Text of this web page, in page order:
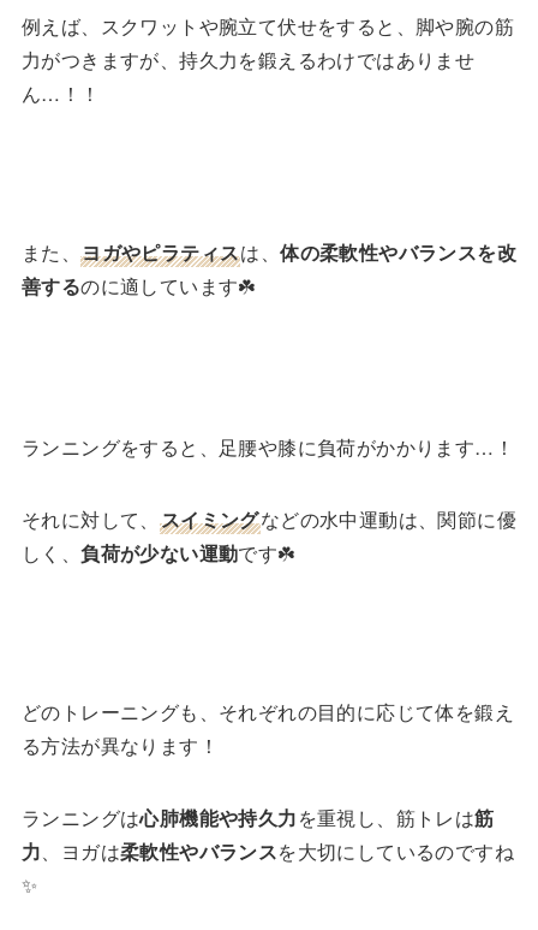
例えば、スクワットや腕立て伏せをすると、脚や腕の筋
力がつきますが、持久力を鍛えるわけではありませ
ん…！！
また、ヨガやピラティスは、体の柔軟性やバランスを改
善するのに適しています☘️
ランニングをすると、足腰や膝に負荷がかかります…！
それに対して、 スイミングなどの水中運動は、関節に優
しく、負荷が少ない運動です☘️
どのトレーニングも、それぞれの目的に応じて体を鍛え
る方法が異なります！
ランニングは心肺機能や持久力を重視し、筋トレは筋
力、ヨガは柔軟性やバランスを大切にしているのですね
✨